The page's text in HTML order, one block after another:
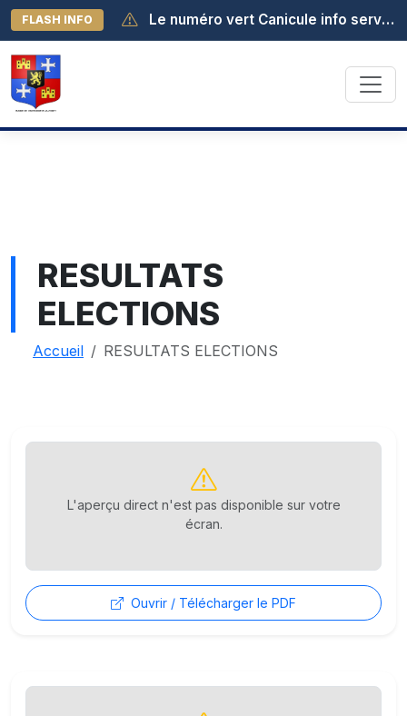
FLASH INFO Le numéro vert Canicule info service est activé au 0 800 06 66 66. Il est joignable de 8h à 19h (appel gratuit depuis la France métropolitaine).
RESULTATS
ELECTIONS
Accueil RESULTATS ELECTIONS
L'aperçu direct n'est pas disponible sur votre
écran.
Ouvrir / Télécharger le PDF